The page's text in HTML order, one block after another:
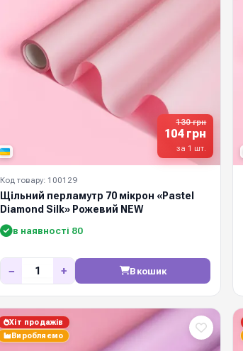
130 грн
104 грн
за 1 шт.
Код товару: 100129
Щільний перламутр 70 мікрон «Pastel
Diamond Silk» Рожевий NEW
в наявності 80
− + В кошик
Хіт продажів
Виробляємо